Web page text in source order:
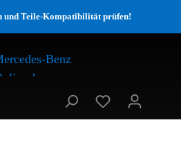
und Teile-Kompatibilität prüfen!